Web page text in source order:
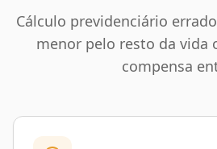
Cálculo previdenciário
menor pelo resto da vida
compensa